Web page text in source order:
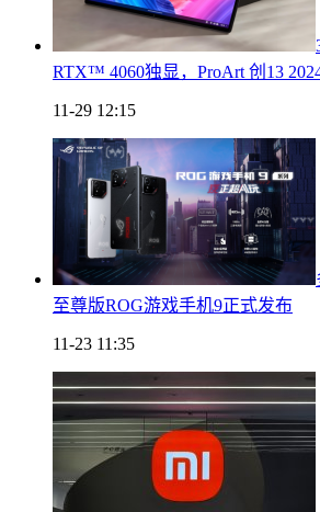
RTX™ 4060独显，ProArt 创13
11-29 12:15
至尊版ROG游戏手机9正式发布
11-23 11:35